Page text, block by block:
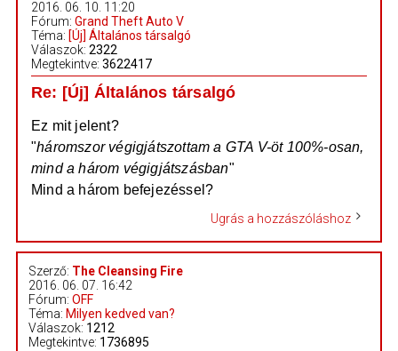
2016. 06. 10. 11:20
Fórum: Grand Theft Auto V
Téma: [Új] Általános társalgó
Válaszok: 2322
Megtekintve: 3622417
Re: [Új] Általános társalgó
Ez mit jelent?
"háromszor végigjátszottam a GTA V-öt 100%-osan,
mind a három végigjátszásban"
Mind a három befejezéssel?
Ugrás a hozzászóláshoz
Szerző: The Cleansing Fire
2016. 06. 07. 16:42
Fórum: OFF
Téma: Milyen kedved van?
Válaszok: 1212
Megtekintve: 1736895